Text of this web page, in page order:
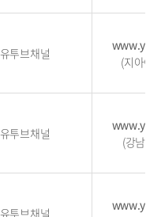
유투브채널
(지아이
유투브채널
(강남구
유투브채널